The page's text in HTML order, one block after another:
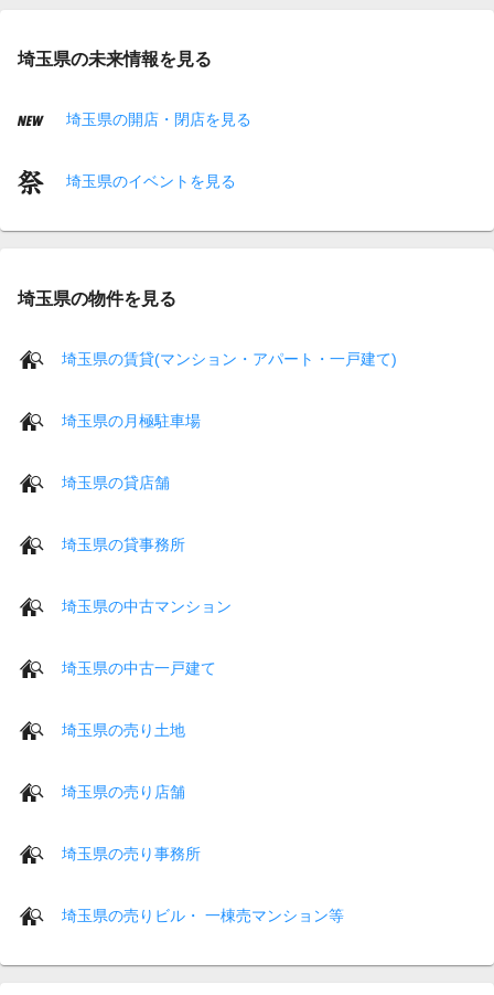
埼玉県の未来情報を見る
埼玉県の開店・閉店を見る
埼玉県のイベントを見る
埼玉県の物件を見る
埼玉県の賃貸(マンション・アパート・一戸建て)
埼玉県の月極駐車場
埼玉県の貸店舗
埼玉県の貸事務所
埼玉県の中古マンション
埼玉県の中古一戸建て
埼玉県の売り土地
埼玉県の売り店舗
埼玉県の売り事務所
埼玉県の売りビル・ 一棟売マンション等